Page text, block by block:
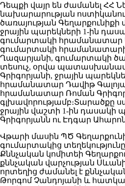
Դեպքի վայր են ժամանել ՀՀ
նախարարության
ծառայության
ջրային պարեկների 1-ին
գումարտակի հրամանատար
գումարտակի
Ղազարյանի, գումարտակի
տեսուչ, օրվա
Գրիգորյանի, ջրային
հրամանատար Դավիթ
հրամանատար Ռոման
գլխավորությամբ։Տարածքը
ջրային վաշտի 1-ին դասակի
Գրիգորյանն ու Էդգար
Վթարի մասին ՊԾ
գումարտակից
Քննչական կոմիտեի
քննչական վարչության
որտեղից ժամանել է
Թորգոմ Չանդոյանի և